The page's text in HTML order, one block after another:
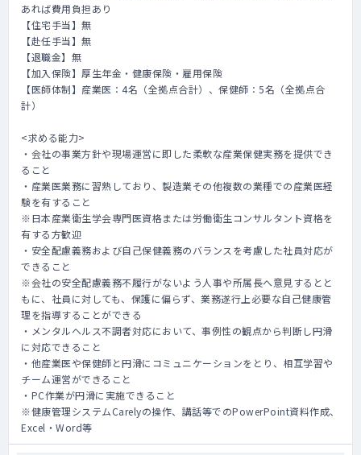
あれば費用負担あり
【住宅手当】無
【赴任手当】無
【退職金】無
【加入保険】厚生年金・健康保険・雇用保険
【医師体制】産業医：4名（全拠点合計）、保健師：5名（全拠点合
計）
<求める能力>
・会社の事業方針や現場運営に即した柔軟な産業保健実務を提供でき
ること
・産業医業務に習熟しており、製造業その他複数の業種での産業医経
験を有すること
※日本産業衛生学会専門医資格または労働衛生コンサルタント資格を
有する方歓迎
・安全配慮義務および自己保健義務のバランスを考慮した社員対応が
できること
※会社の安全配慮義務不履行がないよう人事や所属長へ意見するとと
もに、社員に対しても、保護に偏らず、業務遂行上必要な自己健康管
理を指導することができる
・メンタルヘルス不調者対応において、事例性の観点から判断し円滑
に対応できること
・他産業医や保健師と円滑にコミュニケーションをとり、相互学習や
チーム運営ができること
・PC作業が円滑に実施できること
※健康管理システムCarelyの操作、講話等でのPowerPoint資料作成、
Excel・Word等